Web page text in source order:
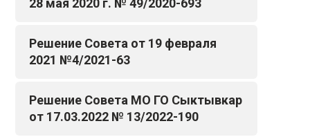
28 мая 2020 г. № 49/2020-693
Решение Совета от 19 февраля
2021 №4/2021-63
Решение Совета МО ГО Сыктывкар
от 17.03.2022 № 13/2022-190